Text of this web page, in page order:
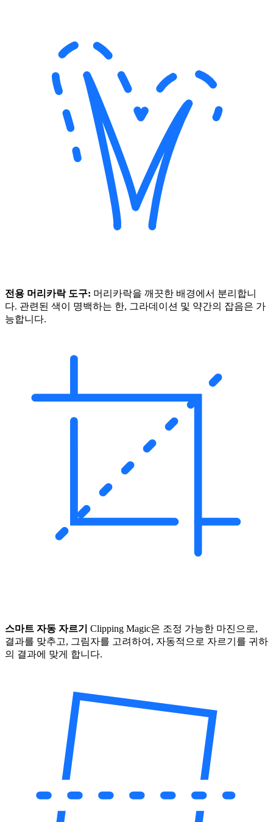
전용 머리카락 도구: 머리카락을 깨끗한 배경에서 분리합니
다. 관련된 색이 명백하는 한, 그라데이션 및 약간의 잡음은 가
능합니다.
스마트 자동 자르기 Clipping Magic은 조정 가능한 마진으로,
결과를 맞추고, 그림자를 고려하여, 자동적으로 자르기를 귀하
의 결과에 맞게 합니다.